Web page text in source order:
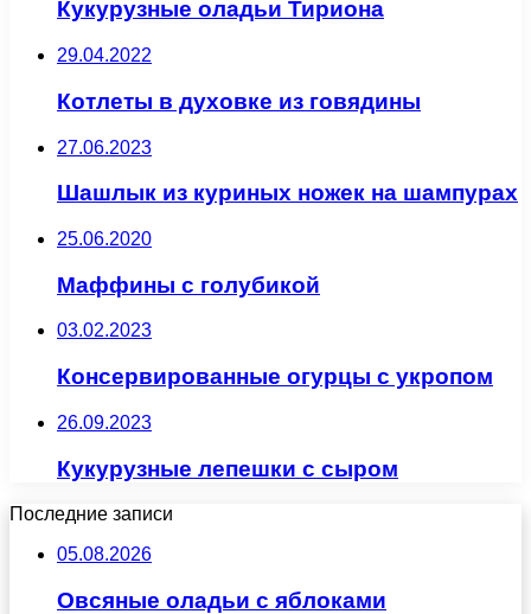
Кукурузные оладьи Тириона
29.04.2022
Котлеты в духовке из говядины
27.06.2023
Шашлык из куриных ножек на шампурах
25.06.2020
Маффины с голубикой
03.02.2023
Консервированные огурцы с укропом
26.09.2023
Кукурузные лепешки с сыром
Последние записи
05.08.2026
Овсяные оладьи с яблоками